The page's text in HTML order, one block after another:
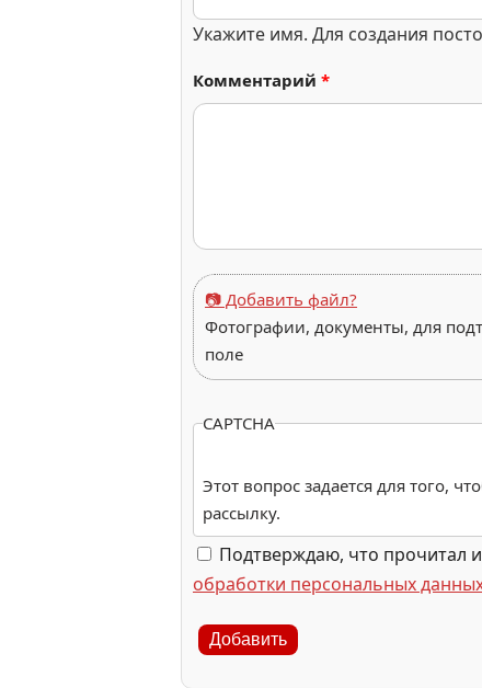
Укажите имя. Для создания
Комментарий *
📷 Добавить файл?
Фотографии, документы, для
поле
CAPTCHA
Этот вопрос задается для того,
рассылку.
Подтверждаю, что прочитал и
обработки персональных
Добавить